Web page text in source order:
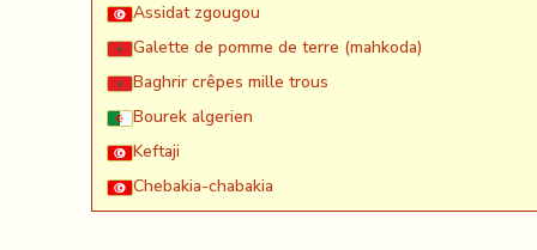
Assidat zgougou
Galette de pomme de terre (mahkoda)
Baghrir crêpes mille trous
Bourek algerien
Keftaji
Chebakia-chabakia